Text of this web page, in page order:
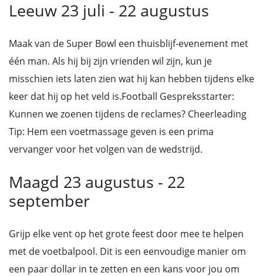
Leeuw 23 juli - 22 augustus
Maak van de Super Bowl een thuisblijf-evenement met
één man. Als hij bij zijn vrienden wil zijn, kun je
misschien iets laten zien wat hij kan hebben tijdens elke
keer dat hij op het veld is.Football Gespreksstarter:
Kunnen we zoenen tijdens de reclames? Cheerleading
Tip: Hem een voetmassage geven is een prima
vervanger voor het volgen van de wedstrijd.
Maagd 23 augustus - 22
september
Grijp elke vent op het grote feest door mee te helpen
met de voetbalpool. Dit is een eenvoudige manier om
een paar dollar in te zetten en een kans voor jou om